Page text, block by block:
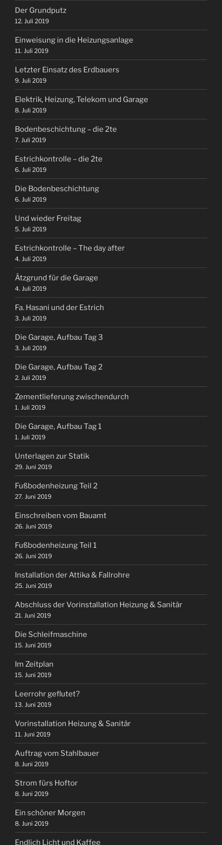
Der Grundputz
12. Juli 2019
Einweisung in die Heizungsanlage
11. Juli 2019
Letzter Einsatz des Erdbauers
9. Juli 2019
Elektrik, Heizung, Telekom und Garage
8. Juli 2019
Bodenbeschichtung – die 2te
7. Juli 2019
Estrichkontrolle – die 2te
6. Juli 2019
Die Bodenbeschichtung
6. Juli 2019
Und wieder Freitag
5. Juli 2019
Estrichkontrolle – The day after
4. Juli 2019
Ätzgrund für die Garage
4. Juli 2019
Fa. Hasani und der Estrich
3. Juli 2019
Die Garage, Aufbau Tag 3
3. Juli 2019
Die Garage, Aufbau Tag 2
2. Juli 2019
Zementlieferung zwischendurch
1. Juli 2019
Die Garage, Aufbau Tag 1
1. Juli 2019
Unterlagen zur Statik
29. Juni 2019
Fußbodenheizung Teil 2
27. Juni 2019
Einschreiben vom Bauamt
26. Juni 2019
Fußbodenheizung Teil 1
26. Juni 2019
Installation der Attika & Fallrohre
25. Juni 2019
Abschluss der Vorinstallation Heizung & Sanitär
21. Juni 2019
Die Schleifmaschine
15. Juni 2019
Im Zeitplan
15. Juni 2019
Leerrohr geflutet?
13. Juni 2019
Vorinstallation Heizung & Sanitär
11. Juni 2019
Auftrag vom Stahlbauer
8. Juni 2019
Strom fürs Hoftor
8. Juni 2019
Ein schöner Morgen
8. Juni 2019
Endlich Licht und Kaffee